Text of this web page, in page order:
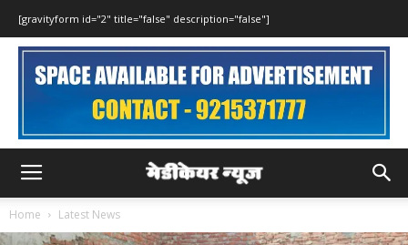
[gravityform id="2" title="false" description="false"]
Home Latest News